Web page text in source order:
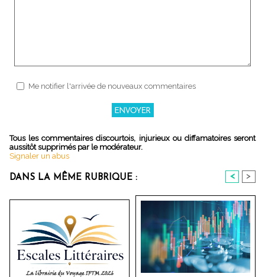
Me notifier l'arrivée de nouveaux commentaires
Tous les commentaires discourtois, injurieux ou diffamatoires seront
aussitôt supprimés par le modérateur.
Signaler un abus
DANS LA MÊME RUBRIQUE : < >